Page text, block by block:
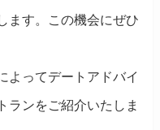
ます。この機会にぜひ
よってデートアドバイ
ランをご紹介いたしま